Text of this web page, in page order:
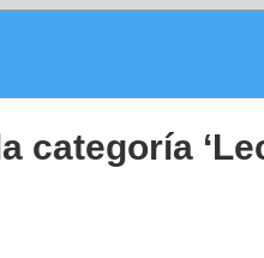
categoría